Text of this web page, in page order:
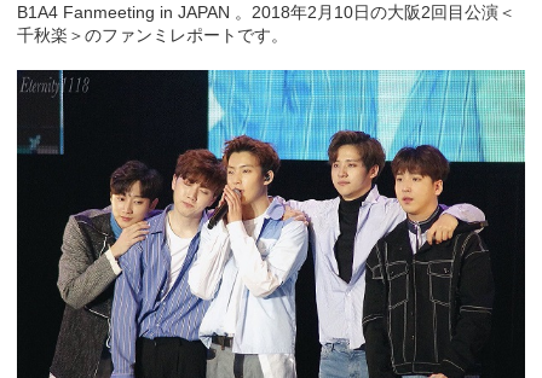
B1A4 Fanmeeting in JAPAN 。2018年2月10日の大阪2回目公演＜
千秋楽＞のファンミレポートです。